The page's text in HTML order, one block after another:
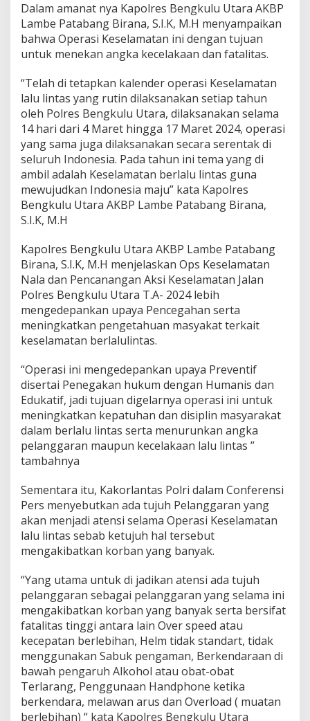
Dalam amanat nya Kapolres Bengkulu Utara AKBP
Lambe Patabang Birana, S.I.K, M.H menyampaikan
bahwa Operasi Keselamatan ini dengan tujuan
untuk menekan angka kecelakaan dan fatalitas.
“Telah di tetapkan kalender operasi Keselamatan
lalu lintas yang rutin dilaksanakan setiap tahun
oleh Polres Bengkulu Utara, dilaksanakan selama
14 hari dari 4 Maret hingga 17 Maret 2024, operasi
yang sama juga dilaksanakan secara serentak di
seluruh Indonesia. Pada tahun ini tema yang di
ambil adalah Keselamatan berlalu lintas guna
mewujudkan Indonesia maju” kata Kapolres
Bengkulu Utara AKBP Lambe Patabang Birana,
S.I.K, M.H
Kapolres Bengkulu Utara AKBP Lambe Patabang
Birana, S.I.K, M.H menjelaskan Ops Keselamatan
Nala dan Pencanangan Aksi Keselamatan Jalan
Polres Bengkulu Utara T.A- 2024 lebih
mengedepankan upaya Pencegahan serta
meningkatkan pengetahuan masyakat terkait
keselamatan berlalulintas.
“Operasi ini mengedepankan upaya Preventif
disertai Penegakan hukum dengan Humanis dan
Edukatif, jadi tujuan digelarnya operasi ini untuk
meningkatkan kepatuhan dan disiplin masyarakat
dalam berlalu lintas serta menurunkan angka
pelanggaran maupun kecelakaan lalu lintas ”
tambahnya
Sementara itu, Kakorlantas Polri dalam Conferensi
Pers menyebutkan ada tujuh Pelanggaran yang
akan menjadi atensi selama Operasi Keselamatan
lalu lintas sebab ketujuh hal tersebut
mengakibatkan korban yang banyak.
“Yang utama untuk di jadikan atensi ada tujuh
pelanggaran sebagai pelanggaran yang selama ini
mengakibatkan korban yang banyak serta bersifat
fatalitas tinggi antara lain Over speed atau
kecepatan berlebihan, Helm tidak standart, tidak
menggunakan Sabuk pengaman, Berkendaraan di
bawah pengaruh Alkohol atau obat-obat
Terlarang, Penggunaan Handphone ketika
berkendara, melawan arus dan Overload ( muatan
berlebihan) “ kata Kapolres Bengkulu Utara